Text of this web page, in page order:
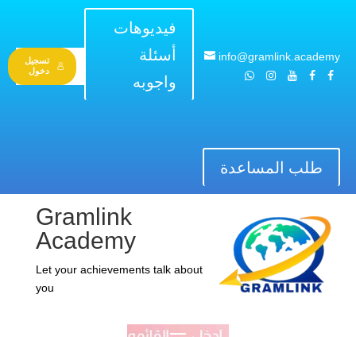
info@gramlink.academy
فيديوهات
أسئلة
واجوبه
تسجيل
دخول
طلب المساعدة
Gramlink
Academy
Let your achievements talk about
you